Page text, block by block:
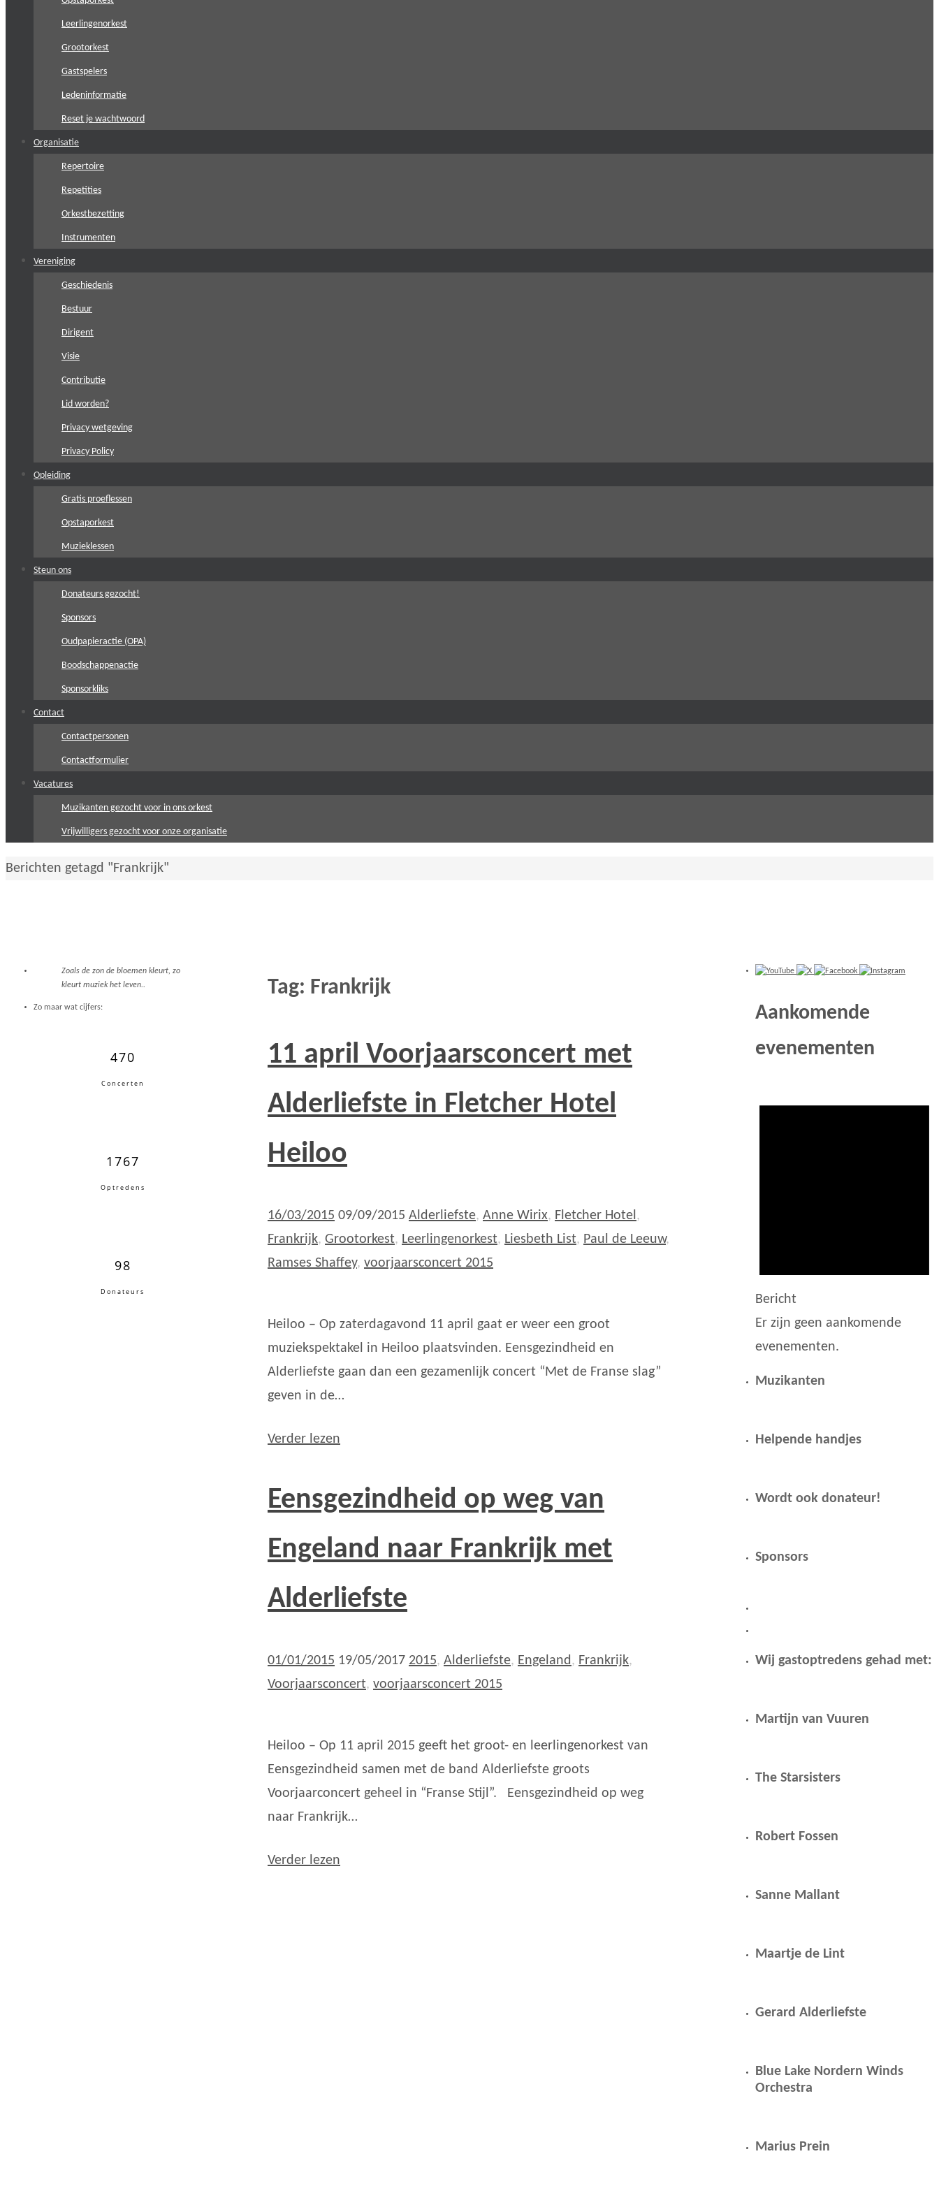
Leerlingenorkest
Grootorkest
Gastspelers
Ledeninformatie
Reset je wachtwoord
Organisatie
Repertoire
Repetities
Orkestbezetting
Instrumenten
Vereniging
Geschiedenis
Bestuur
Dirigent
Visie
Contributie
Lid worden?
Privacy wetgeving
Privacy Policy
Opleiding
Gratis proeflessen
Opstaporkest
Muzieklessen
Steun ons
Donateurs gezocht!
Sponsors
Oudpapieractie (OPA)
Boodschappenactie
Sponsorkliks
Contact
Contactpersonen
Contactformulier
Vacatures
Muzikanten gezocht voor in ons orkest
Vrijwilligers gezocht voor onze organisatie
Home
Berichten getagd "Frankrijk"
Tag: Frankrijk
11 april Voorjaarsconcert met
Alderliefste in Fletcher Hotel
Heiloo
16/03/2015 09/09/2015 Alderliefste, Anne Wirix, Fletcher Hotel,
Frankrijk, Grootorkest, Leerlingenorkest, Liesbeth List, Paul de Leeuw,
Ramses Shaffey, voorjaarsconcert 2015
Heiloo – Op zaterdagavond 11 april gaat er weer een groot
muziekspektakel in Heiloo plaatsvinden. Eensgezindheid en
Alderliefste gaan dan een gezamenlijk concert “Met de Franse slag”
geven in de…
Verder lezen
Eensgezindheid op weg van
Engeland naar Frankrijk met
Alderliefste
01/01/2015 19/05/2017 2015, Alderliefste, Engeland , Frankrijk,
Voorjaarsconcert, voorjaarsconcert 2015
Heiloo – Op 11 april 2015 geeft het groot- en leerlingenorkest van
Eensgezindheid samen met de band Alderliefste groots
Voorjaarconcert geheel in “Franse Stijl”. Eensgezindheid op weg
naar Frankrijk…
Verder lezen
Zoals de zon de bloemen kleurt, zo
kleurt muziek het leven..
Zo maar wat cijfers:
470
Concerten
1767
Optredens
98
Donateurs
Aankomende
evenementen
Bericht
Er zijn geen aankomende
evenementen.
Muzikanten
Helpende handjes
Wordt ook donateur!
Sponsors
Wij gastoptredens gehad met:
Martijn van Vuuren
The Starsisters
Robert Fossen
Sanne Mallant
Maartje de Lint
Gerard Alderliefste
Blue Lake Nordern Winds
Orchestra
Marius Prein